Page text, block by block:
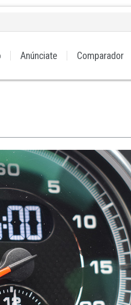
Anúnciate Comparador